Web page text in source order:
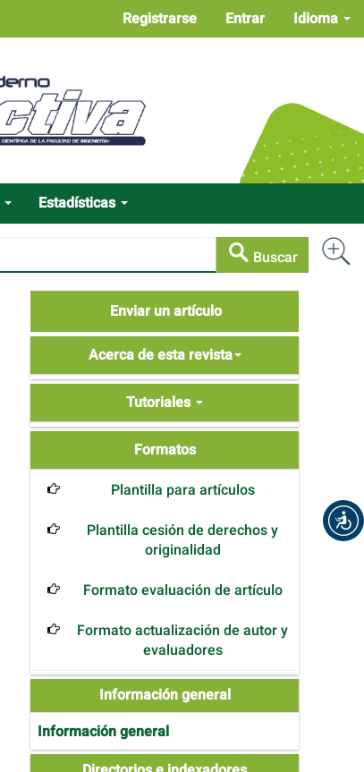
Idioma
Registrarse Entrar
Estadísticas
Buscar
un
artículo
Enviar un artículo
Acerca de esta revista
Tutoriales
Formatos
Plantilla para artículos
Plantilla cesión de derechos y
originalidad
Formato evaluación de artículo
Formato actualización de autor y
evaluadores
Información general
Información general